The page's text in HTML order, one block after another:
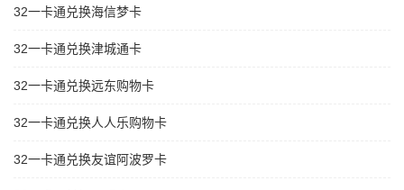
32一卡通兑换海信梦卡
32一卡通兑换津城通卡
32一卡通兑换远东购物卡
32一卡通兑换人人乐购物卡
32一卡通兑换友谊阿波罗卡